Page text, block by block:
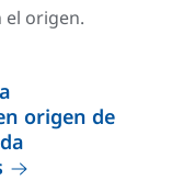
el origen.
origen de